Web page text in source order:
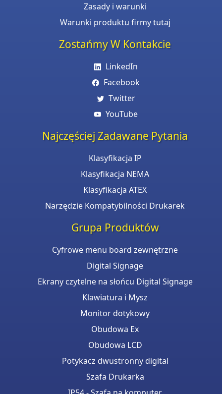
Zasady i warunki
Warunki produktu firmy tutaj
Zostańmy W Kontakcie
LinkedIn
Facebook
Twitter
YouTube
Najczęściej Zadawane Pytania
Klasyfikacja IP
Klasyfikacja NEMA
Klasyfikacja ATEX
Narzędzie Kompatybilności Drukarek
Grupa Produktów
Cyfrowe menu board zewnętrzne
Digital Signage
Ekrany czytelne na słońcu Digital Signage
Klawiatura i Mysz
Monitor dotykowy
Obudowa Ex
Obudowa LCD
Potykacz dwustronny digital
Szafa Drukarka